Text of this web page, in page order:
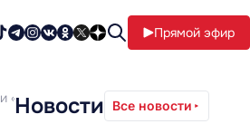
Прямой эфир
«Телевизионные СМИ»
Новости Все новости